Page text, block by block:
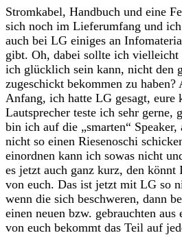
Stromkabel, Handbuch und eine
sich noch im Lieferumfang und
auch bei LG einiges an
gibt. Oh, dabei sollte ich vielleicht
ich glücklich sein kann, nicht den
zugeschickt bekommen zu
Anfang, ich hatte LG gesagt, eure
Lautsprecher teste ich sehr gerne,
bin ich auf die „smarten“
nicht so einen Riesenoschi
einordnen kann ich sowas nicht
es jetzt auch ganz kurz, den könnt
von euch. Das ist jetzt mit LG so
wenn die sich beschweren, dann
einen neuen bzw. gebrauchten aus
von euch bekommt das Teil auf